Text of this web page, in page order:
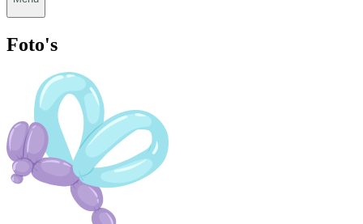
Foto's